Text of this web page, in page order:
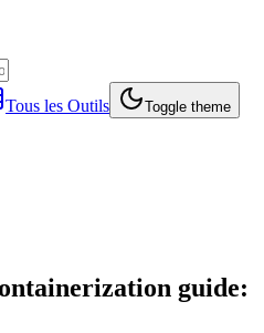
Tous les Outils Toggle theme
guide: